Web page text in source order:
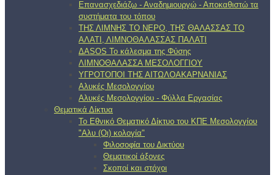
Επανασχεδιάζω - Αναδημιουργώ - Αποκαθιστώ τα
συστήματα του τόπου
ΤΗΣ ΛΙΜΝΗΣ ΤΟ ΝΕΡΟ, ΤΗΣ ΘΑΛΑΣΣΑΣ ΤΟ
ΑΛΑΤΙ, ΛΙΜΝΟΘΑΛΑΣΣΑΣ ΠΑΛΑΤΙ
ΔΑSOS Το κάλεσμα της Φύσης
ΛΙΜΝΟΘΑΛΑΣΣΑ ΜΕΣΟΛΟΓΓΙΟΥ
ΥΓΡΟΤΟΠΟΙ ΤΗΣ ΑΙΤΩΛΟΑΚΑΡΝΑΝΙΑΣ
Αλυκές Μεσολογγίου
Αλυκές Μεσολογγίου - Φύλλα Εργασίας
Θεματικά Δίκτυα
Το Εθνικό Θεματικό Δίκτυο του ΚΠΕ Μεσολογγίου
"Αλυ (Oι) κολογία"
Φιλοσοφία του Δικτύου
Θεματικοί άξονες
Σκοποί και στόχοι